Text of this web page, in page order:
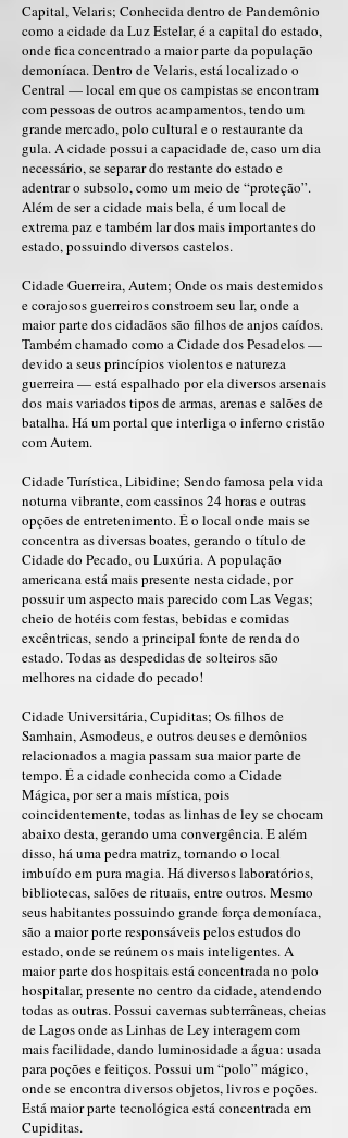
Capital, Velaris; Conhecida dentro de Pandemônio
como a cidade da Luz Estelar, é a capital do estado,
onde fica concentrado a maior parte da população
demoníaca. Dentro de Velaris, está localizado o
Central — local em que os campistas se encontram
com pessoas de outros acampamentos, tendo um
grande mercado, polo cultural e o restaurante da
gula. A cidade possui a capacidade de, caso um dia
necessário, se separar do restante do estado e
adentrar o subsolo, como um meio de “proteção”.
Além de ser a cidade mais bela, é um local de
extrema paz e também lar dos mais importantes do
estado, possuindo diversos castelos.
Cidade Guerreira, Autem; Onde os mais destemidos
e corajosos guerreiros constroem seu lar, onde a
maior parte dos cidadãos são filhos de anjos caídos.
Também chamado como a Cidade dos Pesadelos —
devido a seus princípios violentos e natureza
guerreira — está espalhado por ela diversos arsenais
dos mais variados tipos de armas, arenas e salões de
batalha. Há um portal que interliga o inferno cristão
com Autem.
Cidade Turística, Libidine; Sendo famosa pela vida
noturna vibrante, com cassinos 24 horas e outras
opções de entretenimento. É o local onde mais se
concentra as diversas boates, gerando o título de
Cidade do Pecado, ou Luxúria. A população
americana está mais presente nesta cidade, por
possuir um aspecto mais parecido com Las Vegas;
cheio de hotéis com festas, bebidas e comidas
excêntricas, sendo a principal fonte de renda do
estado. Todas as despedidas de solteiros são
melhores na cidade do pecado!
Cidade Universitária, Cupiditas; Os filhos de
Samhain, Asmodeus, e outros deuses e demônios
relacionados a magia passam sua maior parte de
tempo. É a cidade conhecida como a Cidade
Mágica, por ser a mais mística, pois
coincidentemente, todas as linhas de ley se chocam
abaixo desta, gerando uma convergência. E além
disso, há uma pedra matriz, tornando o local
imbuído em pura magia. Há diversos laboratórios,
bibliotecas, salões de rituais, entre outros. Mesmo
seus habitantes possuindo grande força demoníaca,
são a maior porte responsáveis pelos estudos do
estado, onde se reúnem os mais inteligentes. A
maior parte dos hospitais está concentrada no polo
hospitalar, presente no centro da cidade, atendendo
todas as outras. Possui cavernas subterrâneas, cheias
de Lagos onde as Linhas de Ley interagem com
mais facilidade, dando luminosidade a água: usada
para poções e feitiços. Possui um “polo” mágico,
onde se encontra diversos objetos, livros e poções.
Está maior parte tecnológica está concentrada em
Cupiditas.